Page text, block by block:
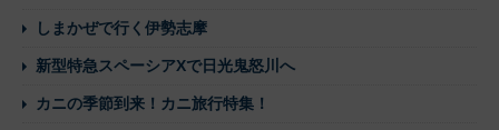
しまかぜで行く伊勢志摩
新型特急スペーシアXで日光鬼怒川へ
カニの季節到来！カニ旅行特集！